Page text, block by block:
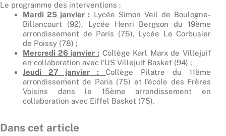
Le programme des interventions :
Mardi 25 janvier : Lycée Simon Veil de Boulogne-
Billancourt (92), Lycée Henri Bergson du 19ème
arrondissement de Paris (75), Lycée Le Corbusier
de Poissy (78) ;
Mercredi 26 janvier : Collège Karl Marx de Villejuif
en collaboration avec l’US Villejuif Basket (94) ;
Jeudi 27 janvier :Collège Pilatre du 11ème
arrondissement de Paris (75) et l’école des Frères
Voisins dans le 15ème arrondissement en
collaboration avec Eiffel Basket (75).
Dans cet article